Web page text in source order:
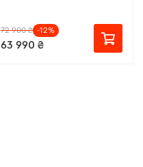
72 900 ₴ -12%
63 990 ₴